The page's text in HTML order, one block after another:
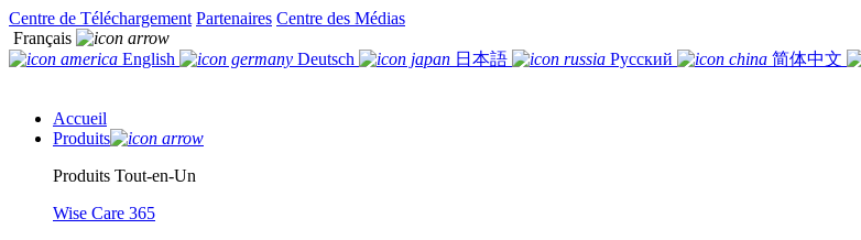
Centre de Téléchargement Partenaires Centre des Médias
Français
English
Deutsch 日本語 Русский 简体中文
Accueil
Produits
Produits Tout-en-Un
Wise Care 365